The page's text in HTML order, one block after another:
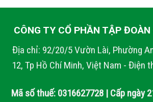
CÔNG TY CỔ PHẦN TẬP ĐOÀN
Địa chỉ: 92/20/5 Vườn Lài, Phường
12, Tp Hồ Chí Minh, Việt Nam - Điện
Mã số thuế: 0316627728 | Cấp ngày